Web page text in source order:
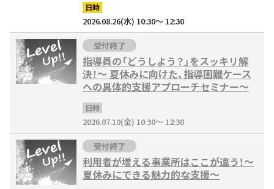
日時
2026.08.26(水) 10:30～ 12:30
受付終了
指導員の「どうしよう？」をスッキリ解
決！〜 夏休みに向けた、指導困難ケース
への具体的支援アプローチセミナー〜
日時
2026.07.10(金) 10:30～ 12:30
受付終了
利用者が増える事業所はここが違う！～
夏休みにできる魅力的な支援～